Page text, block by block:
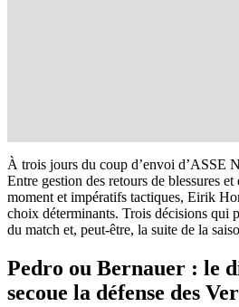
À trois jours du coup d’envoi d’ASSE
Entre gestion des retours de blessures
moment et impératifs tactiques, Eirik
choix déterminants. Trois décisions qui
du match et, peut-être, la suite de la
Pedro ou Bernauer : le
secoue la défense des